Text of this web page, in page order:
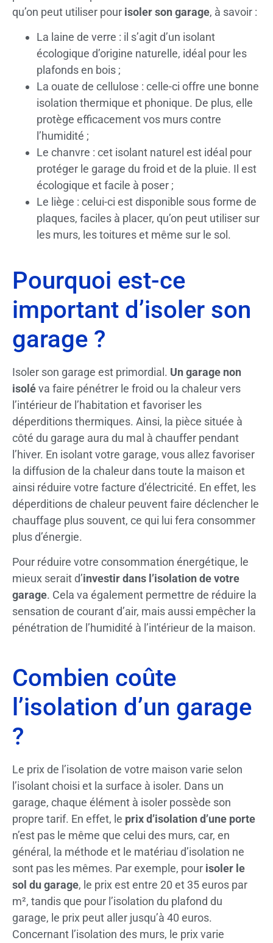
qu’on peut utiliser pour isoler son garage, à savoir :
La laine de verre : il s’agit d’un isolant
écologique d’origine naturelle, idéal pour les
plafonds en bois ;
La ouate de cellulose : celle-ci offre une bonne
isolation thermique et phonique. De plus, elle
protège efficacement vos murs contre
l’humidité ;
Le chanvre : cet isolant naturel est idéal pour
protéger le garage du froid et de la pluie. Il est
écologique et facile à poser ;
Le liège : celui-ci est disponible sous forme de
plaques, faciles à placer, qu’on peut utiliser sur
les murs, les toitures et même sur le sol.
Pourquoi est-ce
important d’isoler son
garage ?
Isoler son garage est primordial. Un garage non
isoléva faire pénétrer le froid ou la chaleur vers
l’intérieur de l’habitation et favoriser les
déperditions thermiques. Ainsi, la pièce située à
côté du garage aura du mal à chauffer pendant
l’hiver. En isolant votre garage, vous allez favoriser
la diffusion de la chaleur dans toute la maison et
ainsi réduire votre facture d’électricité. En effet, les
déperditions de chaleur peuvent faire déclencher le
chauffage plus souvent, ce qui lui fera consommer
plus d’énergie.
Pour réduire votre consommation énergétique, le
mieux serait d’investir dans l’isolation de votre
garage. Cela va également permettre de réduire la
sensation de courant d’air, mais aussi empêcher la
pénétration de l’humidité à l’intérieur de la maison.
Combien coûte
l’isolation d’un garage
?
Le prix de l’isolation de votre maison varie selon
l’isolant choisi et la surface à isoler. Dans un
garage, chaque élément à isoler possède son
propre tarif. En effet, le prix d’isolation d’une porte
n’est pas le même que celui des murs, car, en
général, la méthode et le matériau d’isolation ne
sont pas les mêmes. Par exemple, pour isoler le
sol du garage, le prix est entre 20 et 35 euros par
m², tandis que pour l’isolation du plafond du
garage, le prix peut aller jusqu’à 40 euros.
Concernant l’isolation des murs, le prix varie